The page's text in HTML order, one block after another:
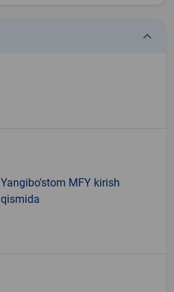
keyboard_arrow_down
Yangibo'stom MFY kirish
qismida